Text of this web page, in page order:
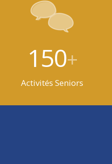
150+
Activités Seniors